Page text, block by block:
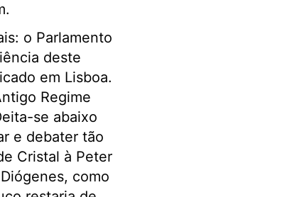
o Parlamento
deste
em Lisboa.
Regime
se abaixo
e debater tão
Cristal à Peter
como